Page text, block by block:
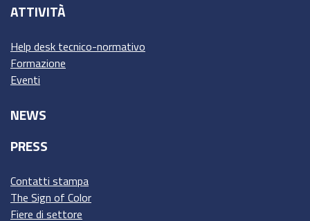
ATTIVITÀ
Help desk tecnico-normativo
Formazione
Eventi
NEWS
PRESS
Contatti stampa
The Sign of Color
Fiere di settore